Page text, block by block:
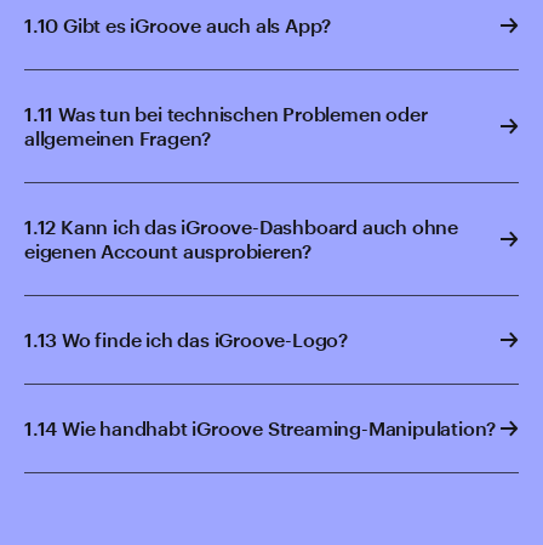
1.10 Gibt es iGroove auch als App?
1.11 Was tun bei technischen Problemen oder
allgemeinen Fragen?
1.12 Kann ich das iGroove-Dashboard auch ohne
eigenen Account ausprobieren?
1.13 Wo finde ich das iGroove-Logo?
1.14 Wie handhabt iGroove Streaming-Manipulation?